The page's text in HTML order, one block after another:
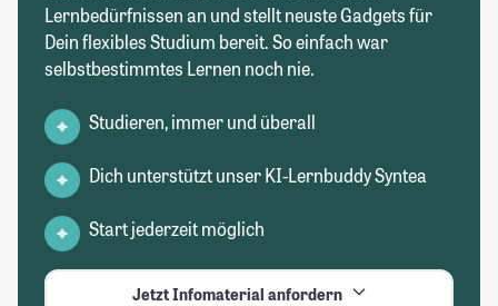
Lernbedürfnissen an und stellt neuste Gadgets für
Dein flexibles Studium bereit. So einfach war
selbstbestimmtes Lernen noch nie.
Studieren, immer und überall
Dich unterstützt unser KI-Lernbuddy Syntea
Start jederzeit möglich
Jetzt Infomaterial anfordern